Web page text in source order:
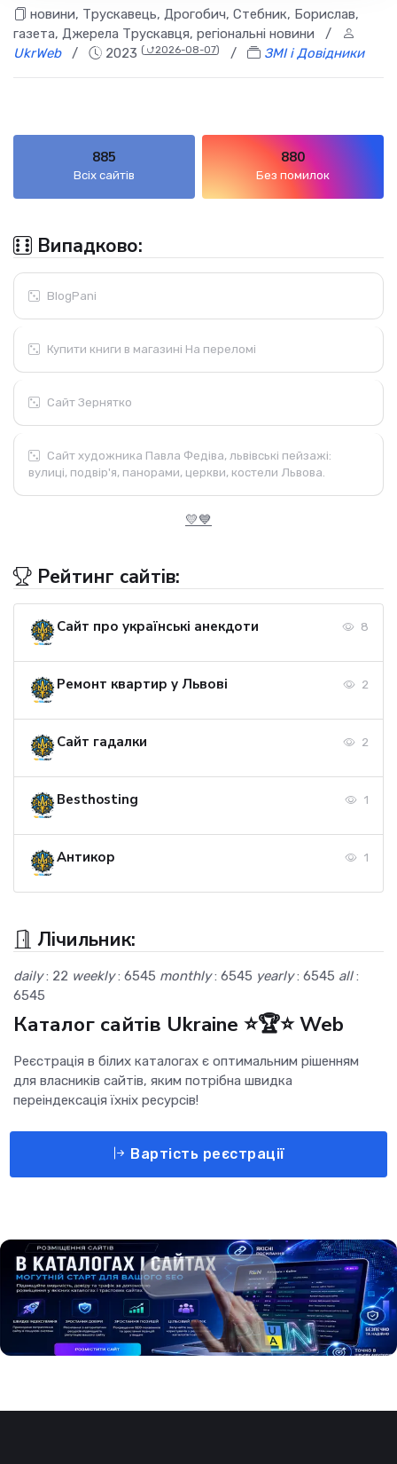
новини, Трускавець, Дрогобич, Стебник, Борислав,
газета, Джерела Трускавця, регіональні новини /
UkrWeb/ 2023 ( ⮍2026-08-07) / ЗМІ і Довідники
885
Всіх сайтів
880
Без помилок
Випадково:
BlogPani
Купити книги в магазині На переломі
Сайт Зернятко
Сайт художника Павла Федіва, львівські пейзажі:
вулиці, подвір'я, панорами, церкви, костели Львова.
💛💙
Рейтинг сайтів:
Сайт про українські анекдоти 8
Ремонт квартир у Львові 2
Сайт гадалки 2
Besthosting 1
Антикор 1
Лічильник:
daily: 22 weekly: 6545 monthly: 6545 yearly: 6545 all:
6545
Каталог сайтів Ukraine ⭐🏆⭐ Web
Реєстрація в білих каталогах є оптимальним рішенням
для власників сайтів, яким потрібна швидка
переіндексація їхніх ресурсів!
Вартість реєстрації